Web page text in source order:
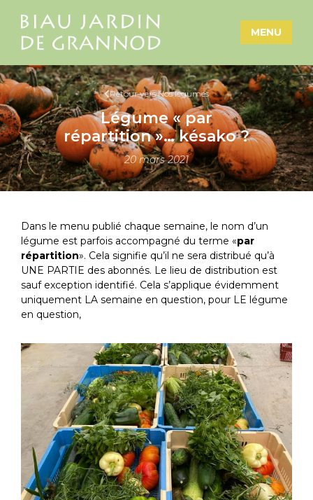
MENU
Retour vers Nos légumes
Légume « par
répartition »… késako ?
20 mars 2021
Dans le menu publié chaque semaine, le nom d’un
légume est parfois accompagné du terme «par
répartition». Cela signifie qu’il ne sera distribué qu’à
UNE PARTIE des abonnés. Le lieu de distribution est
sauf exception identifié. Cela s’applique évidemment
uniquement LA semaine en question, pour LE légume
en question,